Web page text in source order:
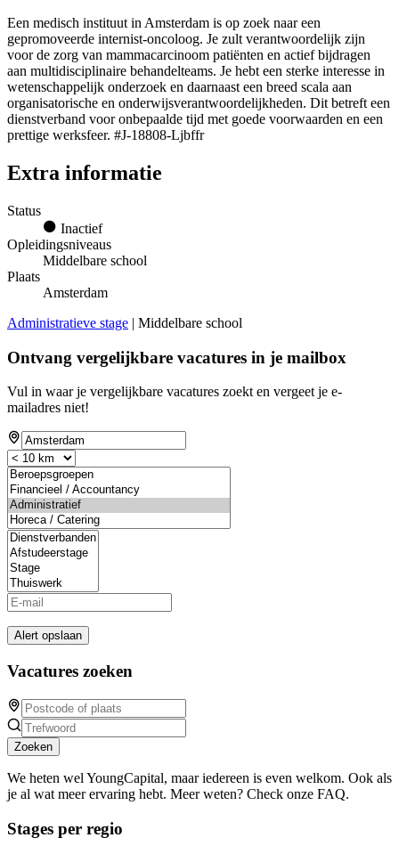
Een medisch instituut in Amsterdam is op zoek naar een
gepromoveerde internist-oncoloog. Je zult verantwoordelijk zijn
voor de zorg van mammacarcinoom patiënten en actief bijdragen
aan multidisciplinaire behandelteams. Je hebt een sterke interesse in
wetenschappelijk onderzoek en daarnaast een breed scala aan
organisatorische en onderwijsverantwoordelijkheden. Dit betreft een
dienstverband voor onbepaalde tijd met goede voorwaarden en een
prettige werksfeer. #J-18808-Ljbffr
Extra informatie
Status
Inactief
Opleidingsniveaus
Middelbare school
Plaats
Amsterdam
Administratieve stage | Middelbare school
Ontvang vergelijkbare vacatures in je mailbox
Vul in waar je vergelijkbare vacatures zoekt en vergeet je e-
mailadres niet!
Alert opslaan
Vacatures zoeken
Zoeken
We heten wel YoungCapital, maar iedereen is even welkom. Ook als
je al wat meer ervaring hebt. Meer weten? Check onze FAQ.
Stages per regio